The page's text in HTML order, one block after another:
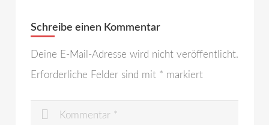
Schreibe einen Kommentar
Deine E-Mail-Adresse wird nicht veröffentlicht.
Erforderliche Felder sind mit * markiert